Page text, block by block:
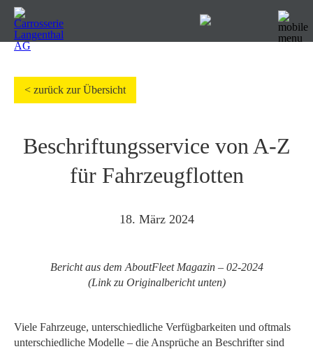
< zurück zur Übersicht
Beschriftungsservice von A-Z
für Fahrzeugflotten
18. März 2024
Bericht aus dem AboutFleet Magazin – 02-2024
(Link zu Originalbericht unten)
Viele Fahrzeuge, unterschiedliche Verfügbarkeiten und oftmals
unterschiedliche Modelle – die Ansprüche an Beschrifter sind